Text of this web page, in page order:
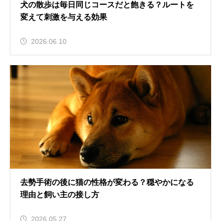
犬の散歩は毎日同じコースだと飽きる？ルートを
変えて刺激を与える効果
2026.06.10
去勢手術の後に猫の性格が変わる？穏やかになる
理由と飼い主の接し方
2026.05.27